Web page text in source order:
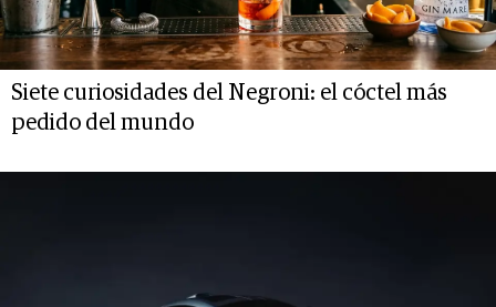
Siete curiosidades del Negroni: el cóctel más
pedido del mundo